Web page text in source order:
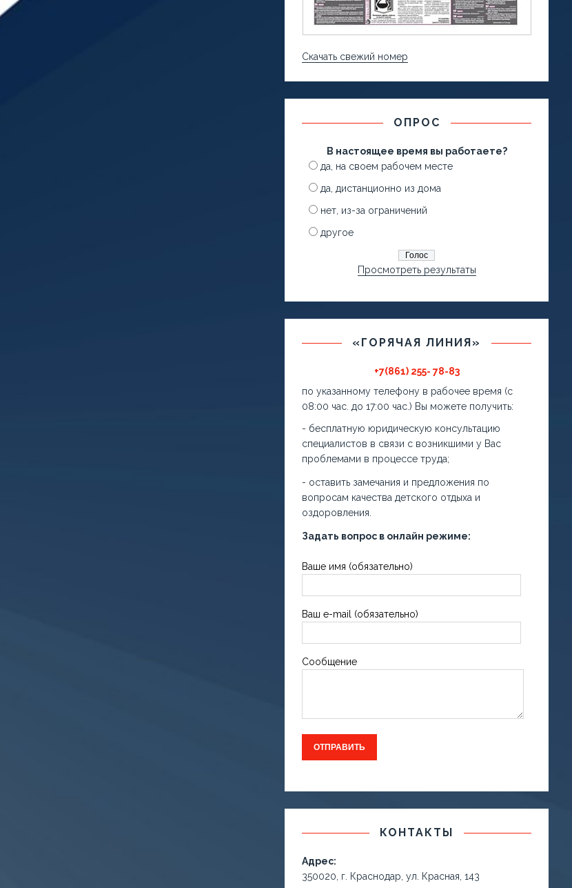
Скачать свежий номер
ОПРОС
В настоящее время вы работаете?
да, на своем рабочем месте
да, дистанционно из дома
нет, из-за ограничений
другое
Просмотреть результаты
«ГОРЯЧАЯ ЛИНИЯ»
+7(861) 255- 78-83
по указанному телефону в рабочее время (с
08:00 час. до 17:00 час.) Вы можете получить:
- бесплатную юридическую консультацию
специалистов в связи с возникшими у Вас
проблемами в процессе труда;
- оставить замечания и предложения по
вопросам качества детского отдыха и
оздоровления.
Задать вопрос в онлайн режиме:
Ваше имя (обязательно)
Ваш e-mail (обязательно)
Сообщение
КОНТАКТЫ
Адрес:
350020, г. Краснодар, ул. Красная, 143